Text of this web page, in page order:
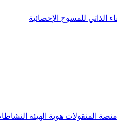
الذاتي للمسوح الإحصائية
منصة المنقولات هوية الهيئة